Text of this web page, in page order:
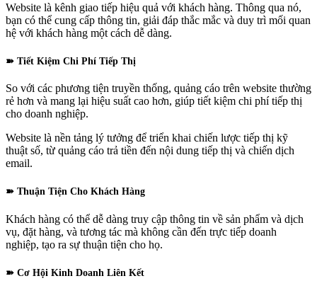
Website là kênh giao tiếp hiệu quả với khách hàng. Thông qua nó,
bạn có thể cung cấp thông tin, giải đáp thắc mắc và duy trì mối quan
hệ với khách hàng một cách dễ dàng.
➽ Tiết Kiệm Chi Phí Tiếp Thị
So với các phương tiện truyền thống, quảng cáo trên website thường
rẻ hơn và mang lại hiệu suất cao hơn, giúp tiết kiệm chi phí tiếp thị
cho doanh nghiệp.
Website là nền tảng lý tưởng để triển khai chiến lược tiếp thị kỹ
thuật số, từ quảng cáo trả tiền đến nội dung tiếp thị và chiến dịch
email.
➽ Thuận Tiện Cho Khách Hàng
Khách hàng có thể dễ dàng truy cập thông tin về sản phẩm và dịch
vụ, đặt hàng, và tương tác mà không cần đến trực tiếp doanh
nghiệp, tạo ra sự thuận tiện cho họ.
➽ Cơ Hội Kinh Doanh Liên Kết